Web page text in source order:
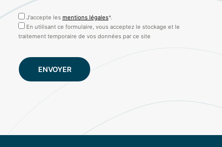
J'accepte les mentions légales*.
En utilisant ce formulaire, vous acceptez le stockage et le
traitement temporaire de vos données par ce site